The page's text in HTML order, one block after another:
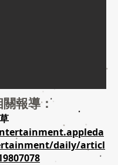
報導：
daily/articl